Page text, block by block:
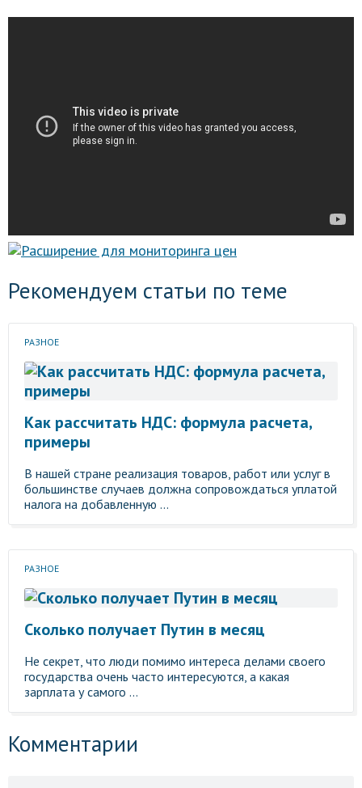
Рекомендуем статьи по теме
РАЗНОЕ
Как рассчитать НДС: формула расчета,
примеры
В нашей стране реализация товаров, работ или услуг в
большинстве случаев должна сопровождаться уплатой
налога на добавленную ...
РАЗНОЕ
Сколько получает Путин в месяц
Не секрет, что люди помимо интереса делами своего
государства очень часто интересуются, а какая
зарплата у самого ...
Комментарии